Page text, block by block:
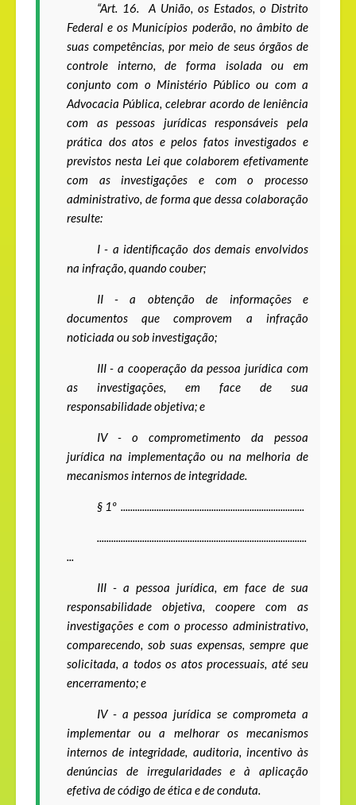
“Art. 16. A União, os Estados, o Distrito
Federal e os Municípios poderão, no âmbito de
suas competências, por meio de seus órgãos de
controle interno, de forma isolada ou em
conjunto com o Ministério Público ou com a
Advocacia Pública, celebrar acordo de leniência
com as pessoas jurídicas responsáveis pela
prática dos atos e pelos fatos investigados e
previstos nesta Lei que colaborem efetivamente
com as investigações e com o processo
administrativo, de forma que dessa colaboração
resulte:
I - a identificação dos demais envolvidos
na infração, quando couber;
II - a obtenção de informações e
documentos que comprovem a infração
noticiada ou sob investigação;
III - a cooperação da pessoa jurídica com
as investigações, em face de sua
responsabilidade objetiva; e
IV - o comprometimento da pessoa
jurídica na implementação ou na melhoria de
mecanismos internos de integridade.
§ 1º.............................................................................
........................................................................................
...
III -a pessoa jurídica, em face de sua
responsabilidade objetiva, coopere com as
investigações e com o processo administrativo,
comparecendo, sob suas expensas, sempre que
solicitada, a todos os atos processuais, até seu
encerramento; e
IV - a pessoa jurídica se comprometa a
implementar ou a melhorar os mecanismos
internos de integridade, auditoria, incentivo às
denúncias de irregularidades e à aplicação
efetiva de código de ética e de conduta.